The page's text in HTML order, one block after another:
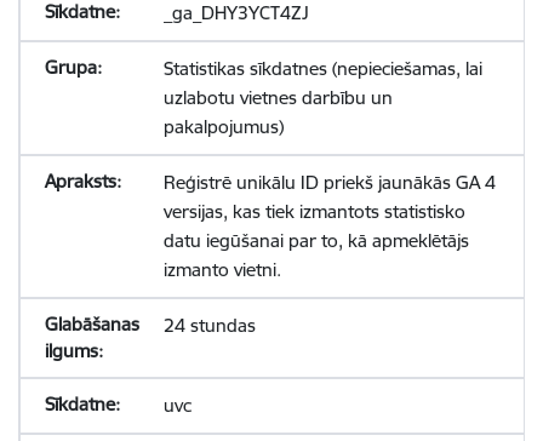
_ga_DHY3YCT4ZJ
Statistikas sīkdatnes (nepieciešamas, lai
uzlabotu vietnes darbību un
pakalpojumus)
Reģistrē unikālu ID priekš jaunākās GA 4
versijas, kas tiek izmantots statistisko
datu iegūšanai par to, kā apmeklētājs
izmanto vietni.
24 stundas
uvc